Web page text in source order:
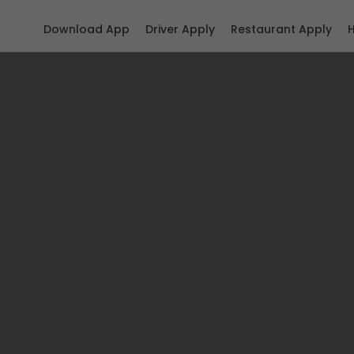
Restaurant Apply
Driver Apply
Download App